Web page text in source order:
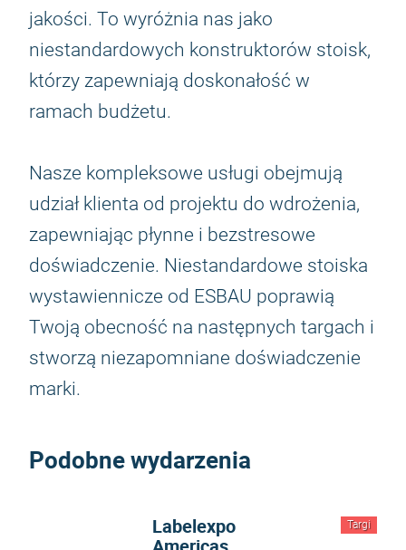
jakości. To wyróżnia nas jako
niestandardowych konstruktorów stoisk,
którzy zapewniają doskonałość w
ramach budżetu.
Nasze kompleksowe usługi obejmują
udział klienta od projektu do wdrożenia,
zapewniając płynne i bezstresowe
doświadczenie. Niestandardowe stoiska
wystawiennicze od ESBAU poprawią
Twoją obecność na następnych targach i
stworzą niezapomniane doświadczenie
marki.
Podobne wydarzenia
Targi
Labelexpo